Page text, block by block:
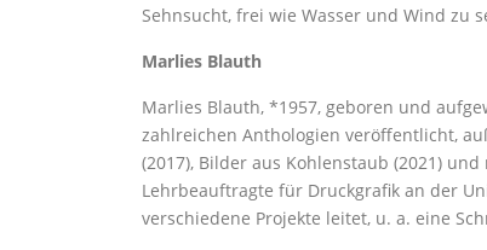
Sehnsucht, frei wie Wasser und Wind zu
Marlies Blauth
Marlies Blauth, *1957, geboren und
zahlreichen Anthologien veröffentlicht,
(2017), Bilder aus Kohlenstaub (2021)
Lehrbeauftragte für Druckgrafik an der
verschiedene Projekte leitet, u. a. eine